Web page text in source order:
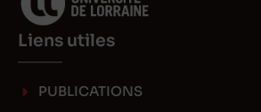
Liens utiles
PUBLICATIONS